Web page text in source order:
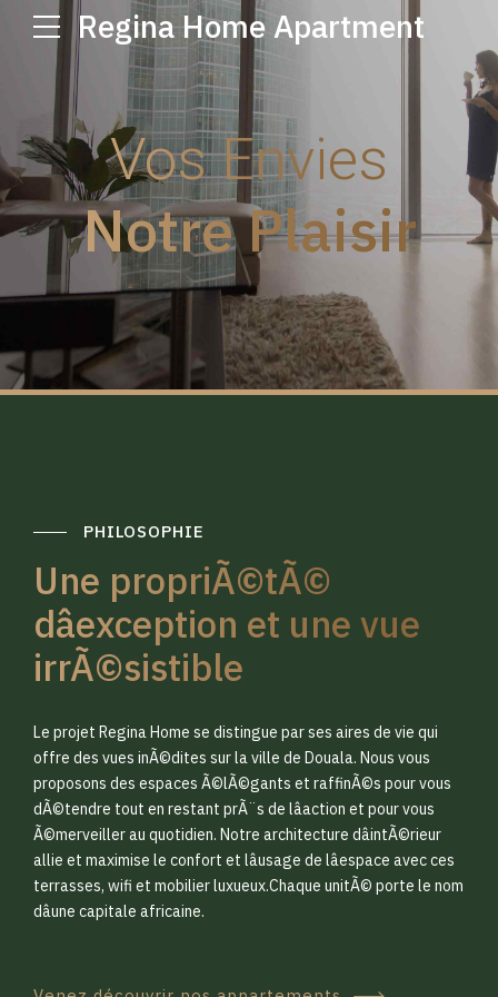
Regina Home Apartment
Vos Envies
Notre Plaisir
PHILOSOPHIE
Une propriÃ©tÃ©
dâexception et une vue
irrÃ©sistible
Le projet Regina Home se distingue par ses aires de vie qui
offre des vues inÃ©dites sur la ville de Douala. Nous vous
proposons des espaces Ã©lÃ©gants et raffinÃ©s pour vous
dÃ©tendre tout en restant prÃ¨s de lâaction et pour vous
Ã©merveiller au quotidien. Notre architecture dâintÃ©rieur
allie et maximise le confort et lâusage de lâespace avec ces
terrasses, wifi et mobilier luxueux.Chaque unitÃ© porte le nom
dâune capitale africaine.
0
1
2
3
0
1
2
3